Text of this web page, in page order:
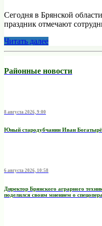
Сегодня в Брянской
праздник отмечают
Читать далее
Районные новости
8 августа 2026, 9:00
Юный стародубчанин Иван
6 августа 2026, 10:58
Директор Брянского аграрного
поделился своим мнением о